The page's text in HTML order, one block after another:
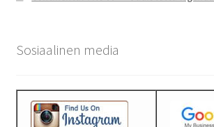
Sosiaalinen media